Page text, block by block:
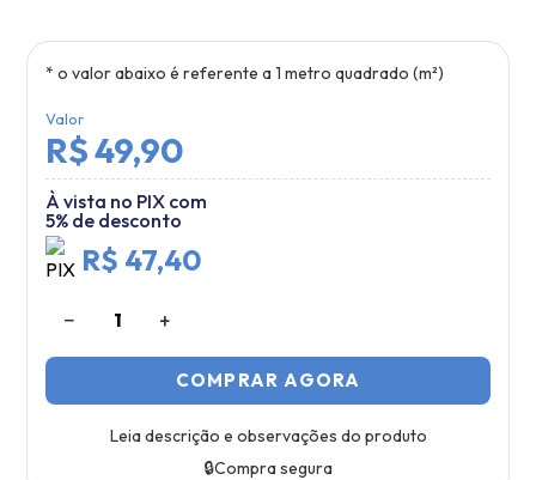
* o valor abaixo é referente a1 metro quadrado (m²)
Valor
R$ 49,90
À vista no PIX com
5% de desconto
R$ 47,40
− 1 +
COMPRAR AGORA
Leia descrição e observações do produto
🔒Compra segura